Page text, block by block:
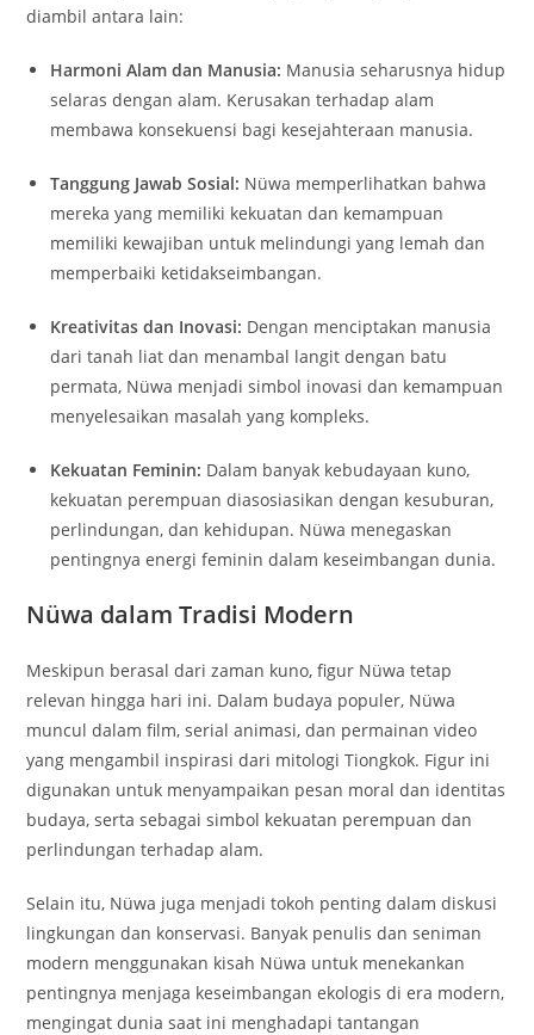
diambil antara lain:
Harmoni Alam dan Manusia: Manusia seharusnya hidup
selaras dengan alam. Kerusakan terhadap alam
membawa konsekuensi bagi kesejahteraan manusia.
Tanggung Jawab Sosial: Nüwa memperlihatkan bahwa
mereka yang memiliki kekuatan dan kemampuan
memiliki kewajiban untuk melindungi yang lemah dan
memperbaiki ketidakseimbangan.
Kreativitas dan Inovasi: Dengan menciptakan manusia
dari tanah liat dan menambal langit dengan batu
permata, Nüwa menjadi simbol inovasi dan kemampuan
menyelesaikan masalah yang kompleks.
Kekuatan Feminin: Dalam banyak kebudayaan kuno,
kekuatan perempuan diasosiasikan dengan kesuburan,
perlindungan, dan kehidupan. Nüwa menegaskan
pentingnya energi feminin dalam keseimbangan dunia.
Nüwa dalam Tradisi Modern
Meskipun berasal dari zaman kuno, figur Nüwa tetap
relevan hingga hari ini. Dalam budaya populer, Nüwa
muncul dalam film, serial animasi, dan permainan video
yang mengambil inspirasi dari mitologi Tiongkok. Figur ini
digunakan untuk menyampaikan pesan moral dan identitas
budaya, serta sebagai simbol kekuatan perempuan dan
perlindungan terhadap alam.
Selain itu, Nüwa juga menjadi tokoh penting dalam diskusi
lingkungan dan konservasi. Banyak penulis dan seniman
modern menggunakan kisah Nüwa untuk menekankan
pentingnya menjaga keseimbangan ekologis di era modern,
mengingat dunia saat ini menghadapi tantangan